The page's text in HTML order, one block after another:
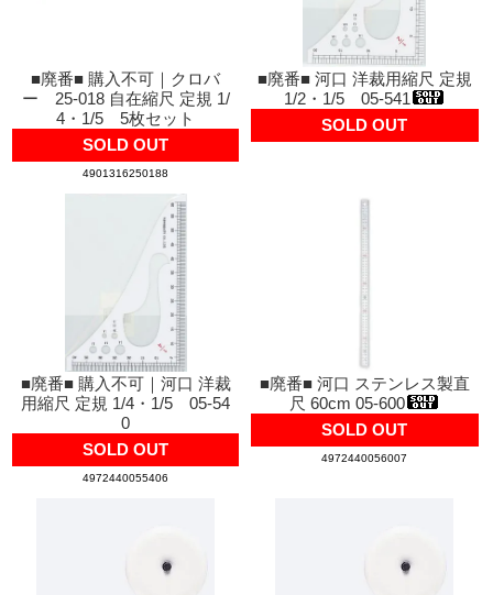
■廃番■ 購入不可｜クロバ
ー 25-018 自在縮尺 定規 1/
4・1/5 5枚セット
SOLD OUT
4901316250188
■廃番■ 河口 洋裁用縮尺 定規
1/2・1/5 05-541
SOLD OUT
■廃番■ 購入不可｜河口 洋裁
用縮尺 定規 1/4・1/5 05-54
0
SOLD OUT
4972440055406
■廃番■ 河口 ステンレス製直
尺 60cm 05-600
SOLD OUT
4972440056007